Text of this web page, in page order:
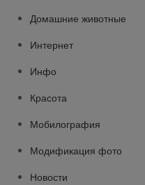
Домашние животные
Интернет
Инфо
Красота
Мобилография
Модификация фото
Новости